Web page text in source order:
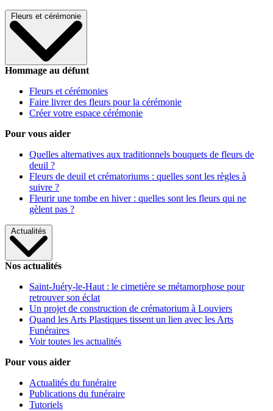
Fleurs et cérémonie
Hommage au défunt
Fleurs et cérémonies
Faire livrer des fleurs pour la cérémonie
Créer votre espace cérémonie
Pour vous aider
Quelles alternatives aux traditionnels bouquets de fleurs de
deuil ?
Fleurs de deuil et crématoriums : quelles sont les règles à
suivre ?
Fleurir une tombe en hiver : quelles sont les fleurs qui ne
gèlent pas ?
Actualités
Nos actualités
Saint-Juéry-le-Haut : le cimetière se métamorphose pour
retrouver son éclat
Un projet de construction de crématorium à Louviers
Quand les Arts Plastiques tissent un lien avec les Arts
Funéraires
Voir toutes les actualités
Pour vous aider
Actualités du funéraire
Publications du funéraire
Tutoriels